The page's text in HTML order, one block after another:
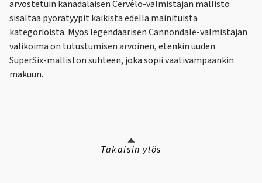
arvostetuin kanadalaisenCervélo-valmistajan mallisto
sisältää pyörätyypit kaikista edellä mainituista
kategorioista. Myös legendaarisenCannondale-valmistajan
valikoima on tutustumisen arvoinen, etenkin uuden
SuperSix-malliston suhteen, joka sopii vaativampaankin
makuun.
Takaisin ylös